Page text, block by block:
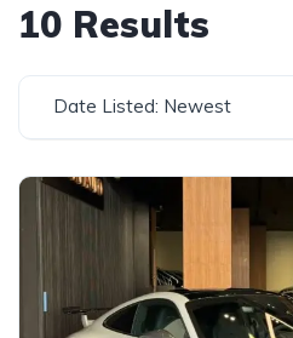
10 Results
Date Listed: Newest